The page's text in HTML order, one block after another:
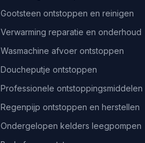
Gootsteen ontstoppen en reinigen
Verwarming reparatie en onderhoud
Wasmachine afvoer ontstoppen
Doucheputje ontstoppen
Professionele ontstoppingsmiddelen
Regenpijp ontstoppen en herstellen
Ondergelopen kelders leegpompen